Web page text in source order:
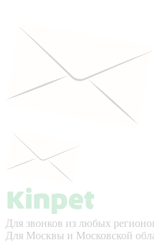
Для звонков из любых
Для Москвы и Московской